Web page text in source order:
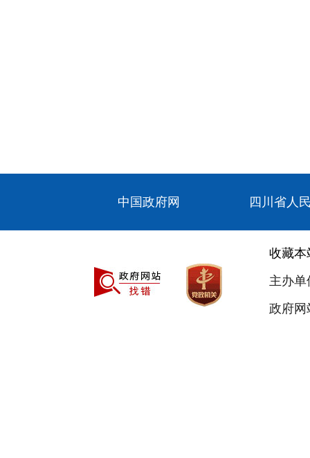
中国政府网 四川省人
收藏本
主办
政府网